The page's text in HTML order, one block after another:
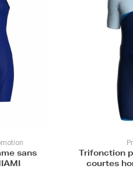
manches
Trifonction